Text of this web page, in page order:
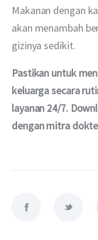
Makanan dengan
akan menambah
gizinya sedikit.
Pastikan untuk
keluarga secara
layanan 24/7.
dengan mitra